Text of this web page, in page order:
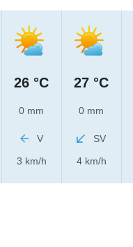
26 °C
0 mm
V
3 km/h
27 °C
0 mm
SV
4 km/h